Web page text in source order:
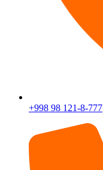
+998 98 121-8-777